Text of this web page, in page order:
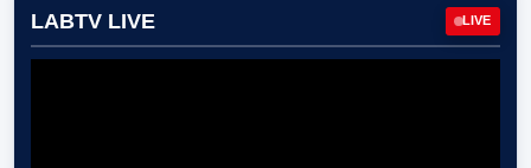
LABTV LIVE LIVE